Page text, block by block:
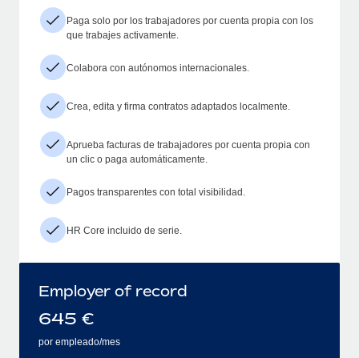
Paga solo por los trabajadores por cuenta propia con los
que trabajes activamente.
Colabora con autónomos internacionales.
Crea, edita y firma contratos adaptados localmente.
Aprueba facturas de trabajadores por cuenta propia con
un clic o paga automáticamente.
Pagos transparentes con total visibilidad.
HR Core incluido de serie.
Employer of record
645 €
por empleado/mes